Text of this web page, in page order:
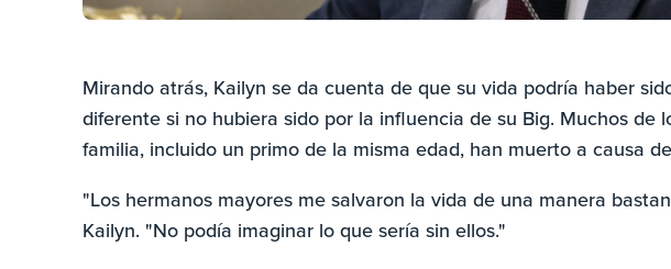
Mirando atrás, Kailyn se da cuenta de que su vida podría haber
diferente si no hubiera sido por la influencia de su Big. Muchos de
familia, incluido un primo de la misma edad, han muerto a causa
"Los hermanos mayores me salvaron la vida de una manera
Kailyn. "No podía imaginar lo que sería sin ellos."